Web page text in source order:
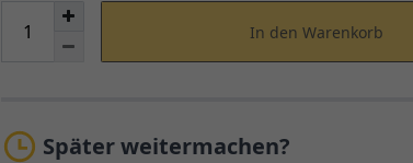
In den Warenkorb
Später weitermachen?